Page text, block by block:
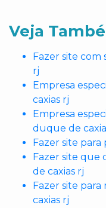
Veja
Fazer site com
rj
Empresa
caxias rj
Empresa
duque de
Fazer site
Fazer site que
de caxias rj
Fazer site
caxias rj